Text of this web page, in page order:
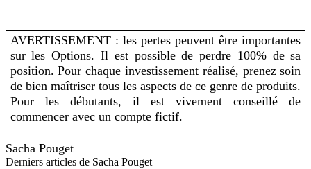
AVERTISSEMENT : les pertes peuvent être importantes
sur les Options. Il est possible de perdre 100% de sa
position. Pour chaque investissement réalisé, prenez soin
de bien maîtriser tous les aspects de ce genre de produits.
Pour les débutants, il est vivement conseillé de
commencer avec un compte fictif.
Sacha Pouget
Derniers articles de Sacha Pouget